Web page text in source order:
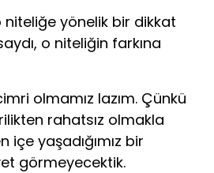
yönelik bir dikkat
o niteliğin farkına
olmamız lazım. Çünkü
rahatsız olmakla
yaşadığımız bir
görmeyecektik.